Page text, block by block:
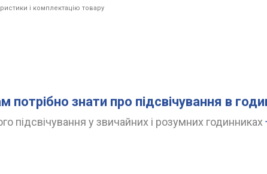
і комплектацію товару
потрібно знати про підсвічування в
підсвічування у звичайних і розумних годинниках